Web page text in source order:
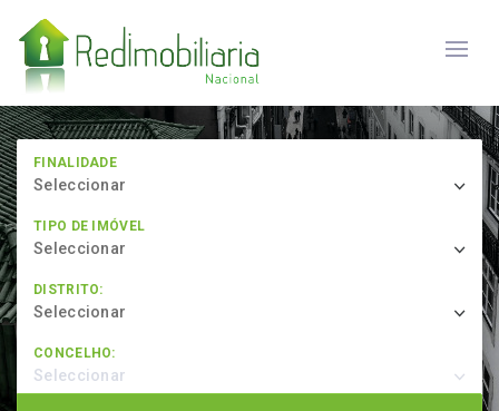
FINALIDADE
Seleccionar
TIPO DE IMÓVEL
Seleccionar
DISTRITO:
Seleccionar
CONCELHO:
Seleccionar